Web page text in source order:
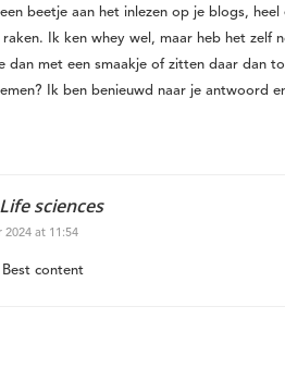
een beetje aan het inlezen op je blogs,
raken. Ik ken whey wel, maar heb het
dan met een smaakje of zitten daar dan
Ik ben benieuwd naar je antwoord
sciences
2024 at 11:54
Best content